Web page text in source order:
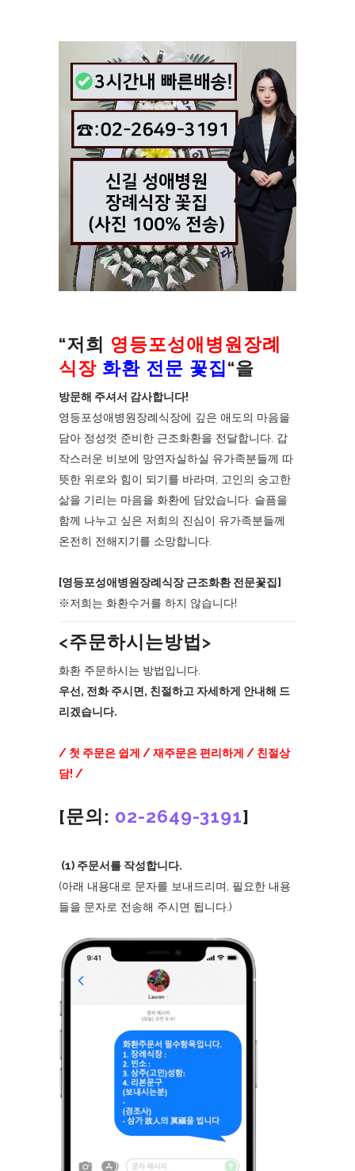
“저희 영등포성애병원장례
식장 화환 전문 꽃집“을
방문해 주셔서 감사합니다!
영등포성애병원장례식장에 깊은 애도의 마음을
담아 정성껏 준비한 근조화환을 전달합니다. 갑
작스러운 비보에 망연자실하실 유가족분들께 따
뜻한 위로와 힘이 되기를 바라며, 고인의 숭고한
삶을 기리는 마음을 화환에 담았습니다. 슬픔을
함께 나누고 싶은 저희의 진심이 유가족분들께
온전히 전해지기를 소망합니다.
[영등포성애병원장례식장 근조화환 전문꽃집]
※저희는 화환수거를 하지 않습니다!
<주문하시는방법>
화환 주문하시는 방법입니다.
우선, 전화 주시면, 친절하고 자세하게 안내해 드
리겠습니다.
/ 첫 주문은 쉽게 / 재주문은 편리하게 / 친절상
담! /
[문의: 02-2649-3191]
(1) 주문서를 작성합니다.
(아래 내용대로 문자를 보내드리며, 필요한 내용
들을 문자로 전송해 주시면 됩니다.)